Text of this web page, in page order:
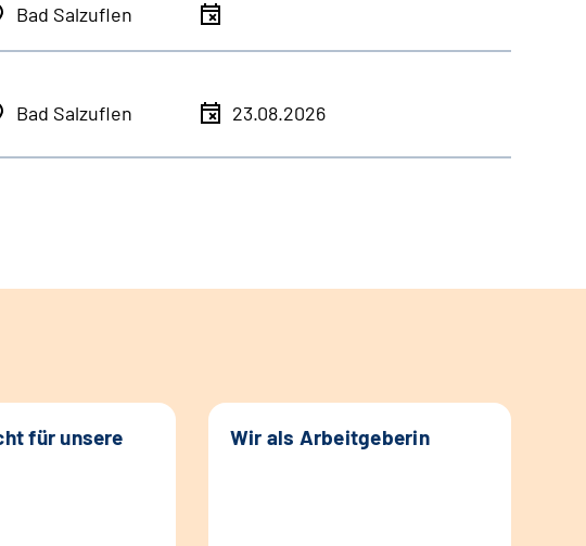
Bad Salzuflen
Bad Salzuflen 23.08.2026
für unsere
Wir als Arbeitgeberin